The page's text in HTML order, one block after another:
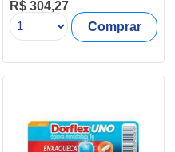
R$ 304,27
Comprar